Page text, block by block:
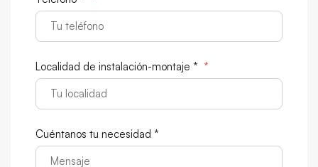
Localidad de instalación-montaje * *
Cuéntanos tu necesidad *